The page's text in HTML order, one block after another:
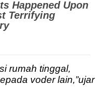
rumah tinggal,
voder lain,”ujar